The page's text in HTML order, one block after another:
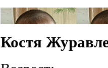
Костя